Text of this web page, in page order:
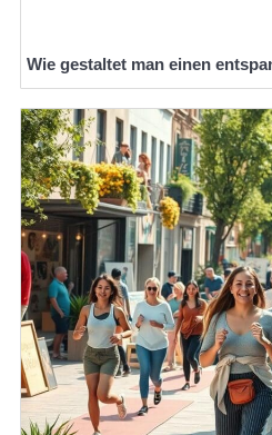
Wie gestaltet man einen